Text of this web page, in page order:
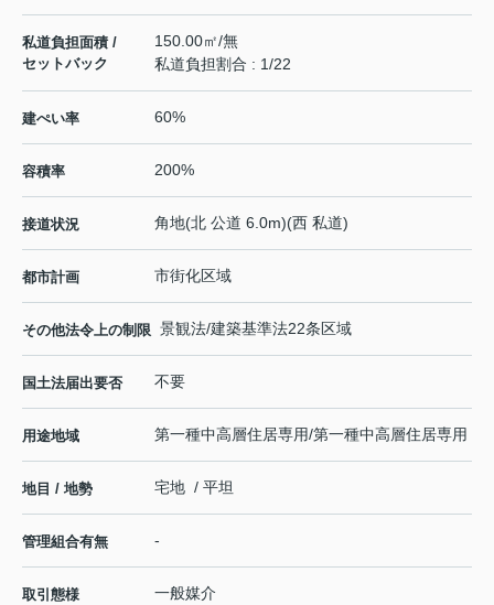
私道負担面積 /
セットバック
150.00㎡/無
私道負担割合 : 1/22
建ぺい率 60%
容積率 200%
接道状況 角地(北 公道 6.0m)(西 私道)
都市計画 市街化区域
その他法令上の制限 景観法/建築基準法22条区域
国土法届出要否 不要
用途地域 第一種中高層住居専用/第一種中高層住居専用
地目 / 地勢 宅地 / 平坦
管理組合有無 -
取引態様 一般媒介